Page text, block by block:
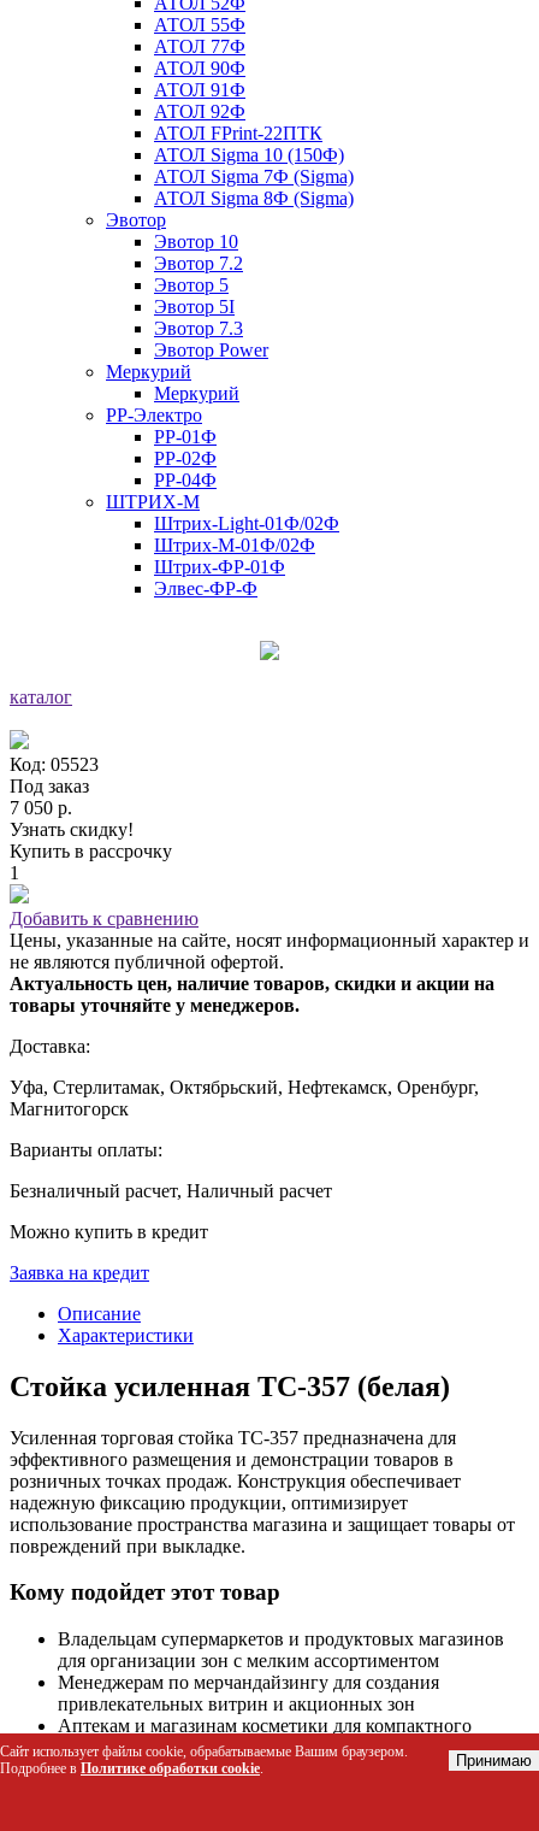
АТОЛ 55Ф
АТОЛ 77Ф
АТОЛ 90Ф
АТОЛ 91Ф
АТОЛ 92Ф
АТОЛ FPrint-22ПТК
АТОЛ Sigma 10 (150Ф)
АТОЛ Sigma 7Ф (Sigma)
АТОЛ Sigma 8Ф (Sigma)
Эвотор
Эвотор 10
Эвотор 7.2
Эвотор 5
Эвотор 5I
Эвотор 7.3
Эвотор Power
Меркурий
Меркурий
РР-Электро
РР-01Ф
РР-02Ф
РР-04Ф
ШТРИХ-М
Штрих-Light-01Ф/02Ф
Штрих-М-01Ф/02Ф
Штрих-ФР-01Ф
Элвес-ФР-Ф
каталог
Код: 05523
Под заказ
7 050 р.
Узнать скидку!
Купить в рассрочку
1
Добавить к сравнению
Цены, указанные на сайте, носят информационный характер и
не являются публичной офертой.
Актуальность цен, наличие товаров, скидки и акции на
товары уточняйте у менеджеров.
Доставка:
Уфа, Стерлитамак, Октябрьский, Нефтекамск, Оренбург,
Магнитогорск
Варианты оплаты:
Безналичный расчет, Наличный расчет
Можно купить в кредит
Заявка на кредит
Описание
Характеристики
Стойка усиленная ТС-357 (белая)
Усиленная торговая стойка ТС-357 предназначена для
эффективного размещения и демонстрации товаров в
розничных точках продаж. Конструкция обеспечивает
надежную фиксацию продукции, оптимизирует
использование пространства магазина и защищает товары от
повреждений при выкладке.
Кому подойдет этот товар
Владельцам супермаркетов и продуктовых магазинов
для организации зон с мелким ассортиментом
Менеджерам по мерчандайзингу для создания
привлекательных витрин и акционных зон
Аптекам и магазинам косметики для компактного
хранения небольших упаковок
Сетям самообслуживания и мини-маркетам с
Сайт использует файлы cookie, обрабатываемые Вашим браузером.
Подробнее в Политике обработки cookie. Принимаю